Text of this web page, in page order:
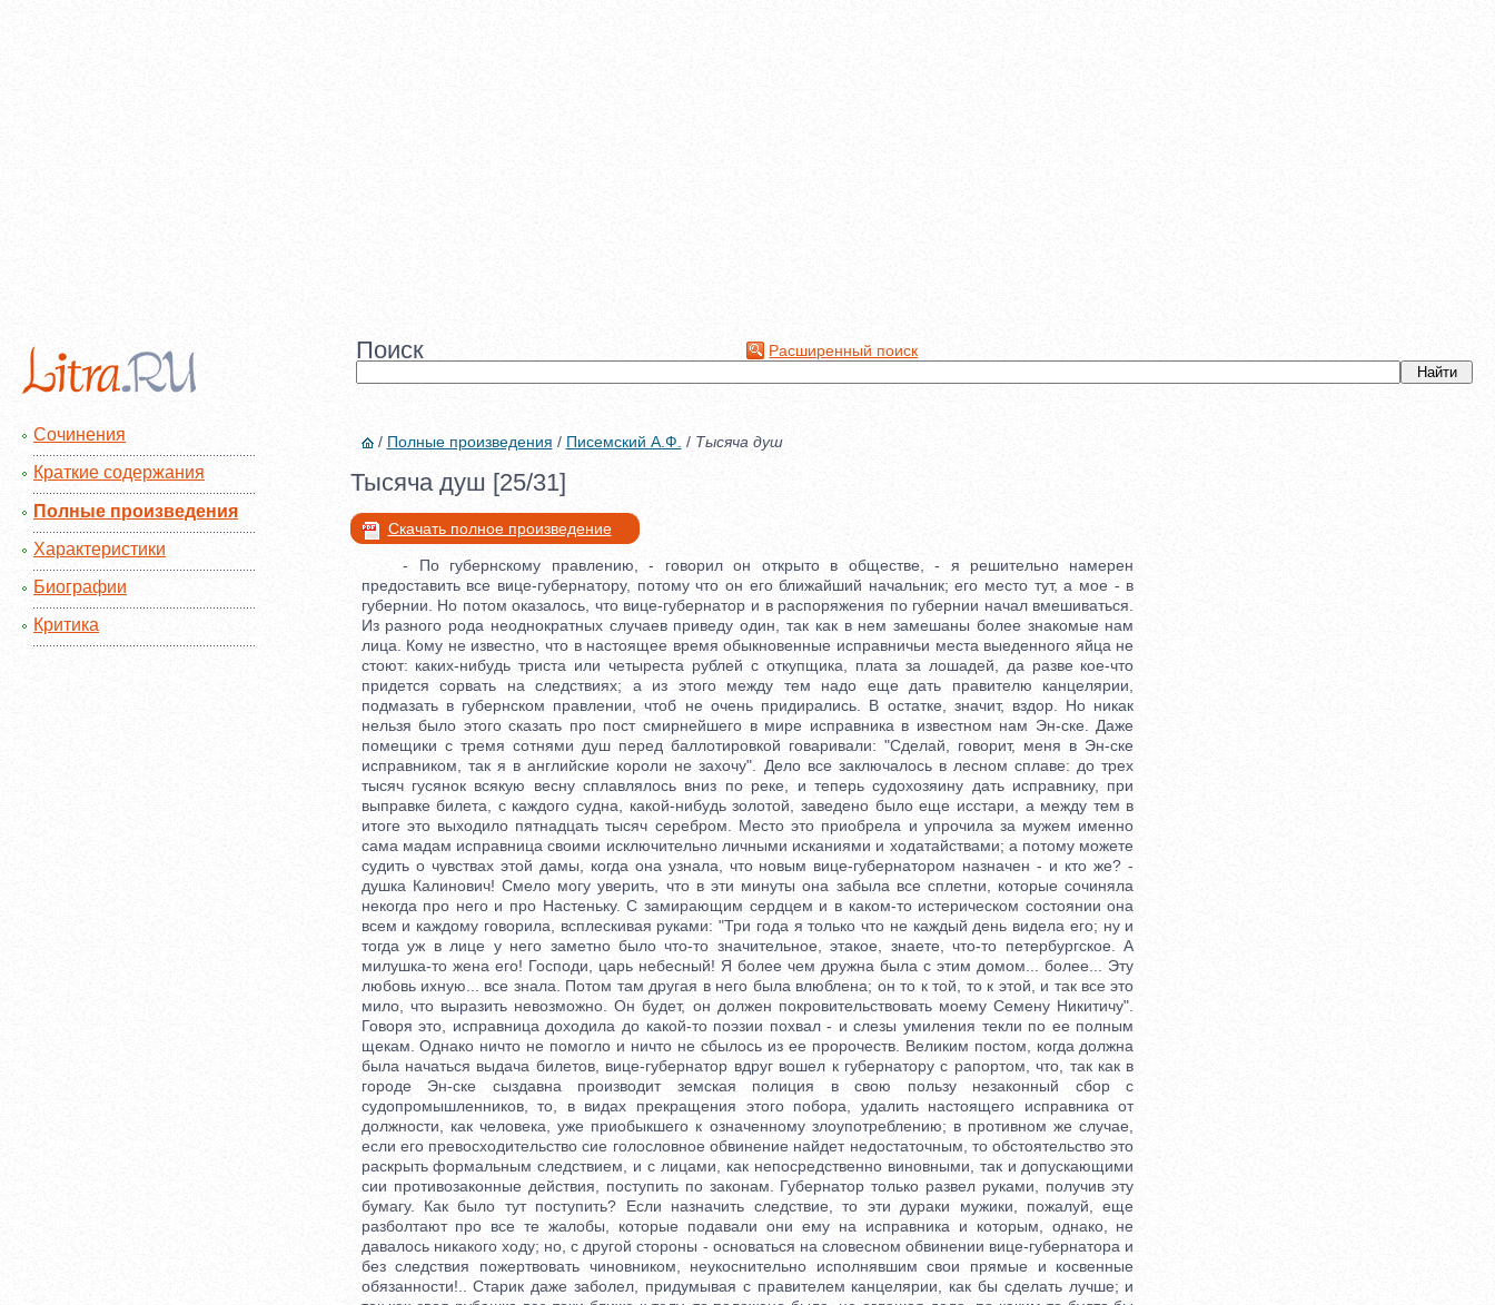
Поиск Расширенный поиск
Сочинения
Краткие содержания
Полные произведения
Характеристики
Биографии
Критика
/ Полные произведения / Писемский А.Ф. / Тысяча душ
Тысяча душ [25/31]
Скачать полное произведение
- По губернскому правлению, - говорил он открыто в обществе, - я решительно намерен
предоставить все вице-губернатору, потому что он его ближайший начальник; его место тут, а мое - в
губернии. Но потом оказалось, что вице-губернатор и в распоряжения по губернии начал вмешиваться.
Из разного рода неоднократных случаев приведу один, так как в нем замешаны более знакомые нам
лица. Кому не известно, что в настоящее время обыкновенные исправничьи места выеденного яйца не
стоют: каких-нибудь триста или четыреста рублей с откупщика, плата за лошадей, да разве кое-что
придется сорвать на следствиях; а из этого между тем надо еще дать правителю канцелярии,
подмазать в губернском правлении, чтоб не очень придирались. В остатке, значит, вздор. Но никак
нельзя было этого сказать про пост смирнейшего в мире исправника в известном нам Эн-ске. Даже
помещики с тремя сотнями душ перед баллотировкой говаривали: "Сделай, говорит, меня в Эн-ске
исправником, так я в английские короли не захочу". Дело все заключалось в лесном сплаве: до трех
тысяч гусянок всякую весну сплавлялось вниз по реке, и теперь судохозяину дать исправнику, при
выправке билета, с каждого судна, какой-нибудь золотой, заведено было еще исстари, а между тем в
итоге это выходило пятнадцать тысяч серебром. Место это приобрела и упрочила за мужем именно
сама мадам исправница своими исключительно личными исканиями и ходатайствами; а потому можете
судить о чувствах этой дамы, когда она узнала, что новым вице-губернатором назначен - и кто же? -
душка Калинович! Смело могу уверить, что в эти минуты она забыла все сплетни, которые сочиняла
некогда про него и про Настеньку. С замирающим сердцем и в каком-то истерическом состоянии она
всем и каждому говорила, всплескивая руками: "Три года я только что не каждый день видела его; ну и
тогда уж в лице у него заметно было что-то значительное, этакое, знаете, что-то петербургское. А
милушка-то жена его! Господи, царь небесный! Я более чем дружна была с этим домом... более... Эту
любовь ихную... все знала. Потом там другая в него была влюблена; он то к той, то к этой, и так все это
мило, что выразить невозможно. Он будет, он должен покровительствовать моему Семену Никитичу".
Говоря это, исправница доходила до какой-то поэзии похвал - и слезы умиления текли по ее полным
щекам. Однако ничто не помогло и ничто не сбылось из ее пророчеств. Великим постом, когда должна
была начаться выдача билетов, вице-губернатор вдруг вошел к губернатору с рапортом, что, так как в
городе Эн-ске сыздавна производит земская полиция в свою пользу незаконный сбор с
судопромышленников, то, в видах прекращения этого побора, удалить настоящего исправника от
должности, как человека, уже приобыкшего к означенному злоупотреблению; в противном же случае,
если его превосходительство сие голословное обвинение найдет недостаточным, то обстоятельство это
раскрыть формальным следствием, и с лицами, как непосредственно виновными, так и допускающими
сии противозаконные действия, поступить по законам. Губернатор только развел руками, получив эту
бумагу. Как было тут поступить? Если назначить следствие, то эти дураки мужики, пожалуй, еще
разболтают про все те жалобы, которые подавали они ему на исправника и которым, однако, не
давалось никакого ходу; но, с другой стороны - основаться на словесном обвинении вице-губернатора и
без следствия пожертвовать чиновником, неукоснительно исполнявшим свои прямые и косвенные
обязанности!.. Старик даже заболел, придумывая с правителем канцелярии, как бы сделать лучше; и